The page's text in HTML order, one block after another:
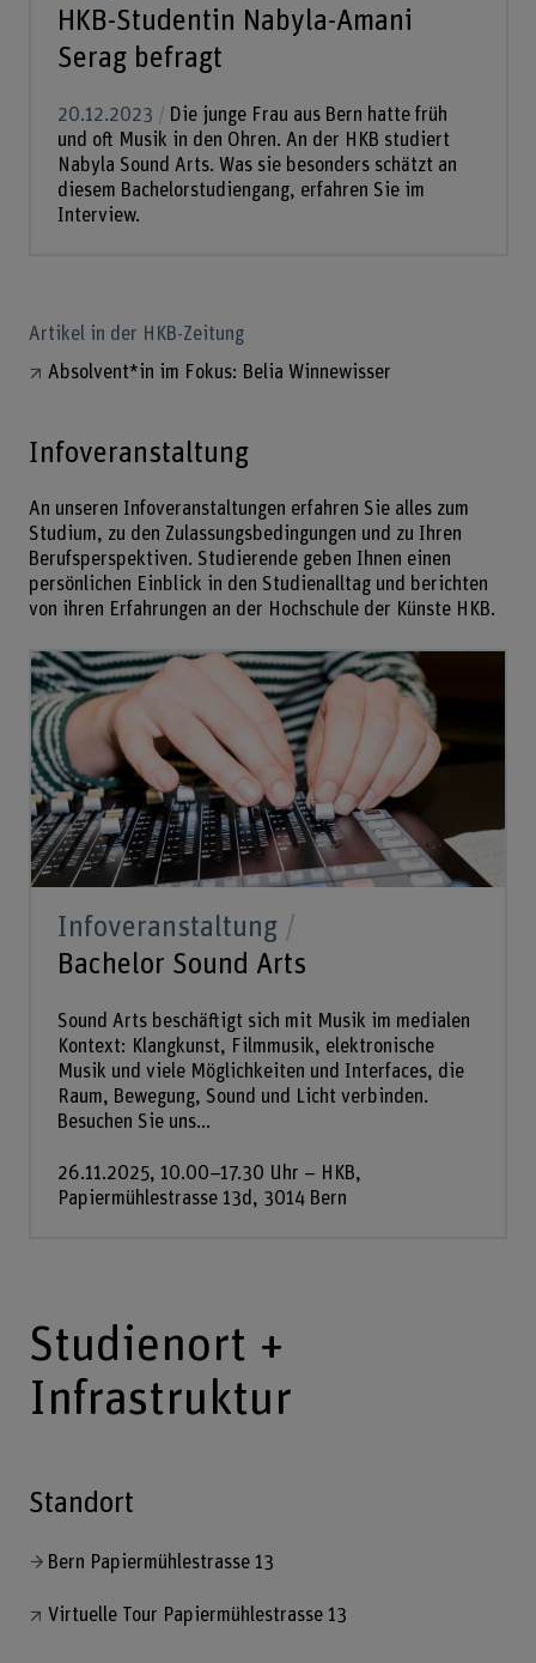
HKB-Studentin Nabyla-Amani
Serag befragt
20.12.2023
Die junge Frau aus Bern hatte früh
und oft Musik in den Ohren. An der HKB studiert
Nabyla Sound Arts. Was sie besonders schätzt an
diesem Bachelorstudiengang, erfahren Sie im
Interview.
Artikel in der HKB-Zeitung
Absolvent*in im Fokus: Belia Winnewisser
Infoveranstaltung
An unseren Infoveranstaltungen erfahren Sie alles zum
Studium, zu den Zulassungsbedingungen und zu Ihren
Berufsperspektiven. Studierende geben Ihnen einen
persönlichen Einblick in den Studienalltag und berichten
von ihren Erfahrungen an der Hochschule der Künste HKB.
Infoveranstaltung
Bachelor Sound Arts
Sound Arts beschäftigt sich mit Musik im medialen
Kontext: Klangkunst, Filmmusik, elektronische
Musik und viele Möglichkeiten und Interfaces, die
Raum, Bewegung, Sound und Licht verbinden.
Besuchen Sie uns...
26.11.2025, 10.00–17.30 Uhr – HKB,
Papiermühlestrasse 13d, 3014 Bern
Studienort +
Infrastruktur
Standort
Bern Papiermühlestrasse 13
Virtuelle Tour Papiermühlestrasse 13